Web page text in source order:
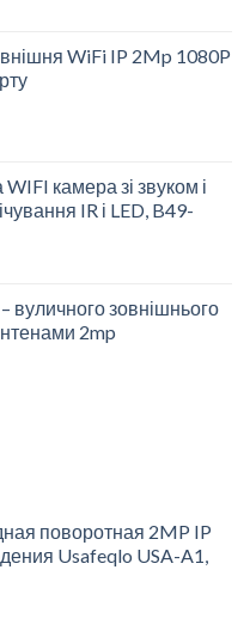
WiFi IP 2Mp 1080P
камера зі звуком і
IR і LED, B49-
вуличного зовнішнього
2mp
поворотная 2MP IP
Usafeqlo USA-A1,